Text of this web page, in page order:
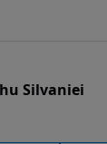
Silvaniei